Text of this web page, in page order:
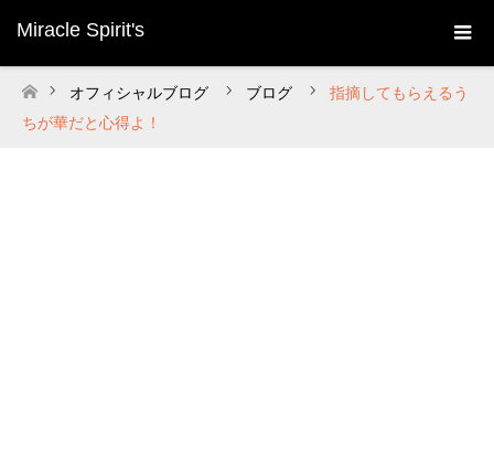
Miracle Spirit's
ホーム
オフィシャルブログ ブログ
指摘してもらえるう
ちが華だと心得よ！